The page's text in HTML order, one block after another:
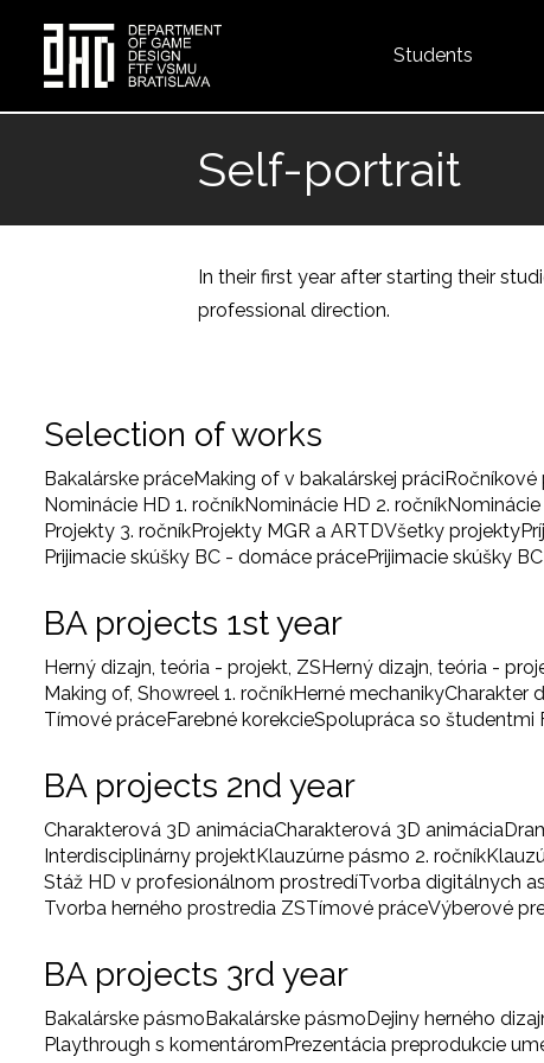
Top
Students
Self-portrait
In their first year after starting their
professional direction.
Selection of works
Bakalárske práceMaking of v bakalárskej práciRočníkové
Nominácie HD 1. ročníkNominácie HD 2. ročník
Projekty 3. ročníkProjekty MGR a ARTDVšetky projekty
Prijimacie skúšky BC - domáce prácePrijimacie skúšky
BA projects 1st year
Herný dizajn, teória - projekt, ZSHerný dizajn, teória -
Making of, Showreel 1. ročníkHerné mechanikyCharakter
Tímové práceFarebné korekcieSpolupráca so študentmi
BA projects 2nd year
Charakterová 3D animáciaCharakterová 3D animácia
Interdisciplinárny projektKlauzúrne pásmo 2. ročník
Stáž HD v profesionálnom prostredíTvorba digitálnych
Tvorba herného prostredia ZSTímové práceVýberové
BA projects 3rd year
Bakalárske pásmoBakalárske pásmoDejiny herného
Playthrough s komentáromPrezentácia preprodukcie